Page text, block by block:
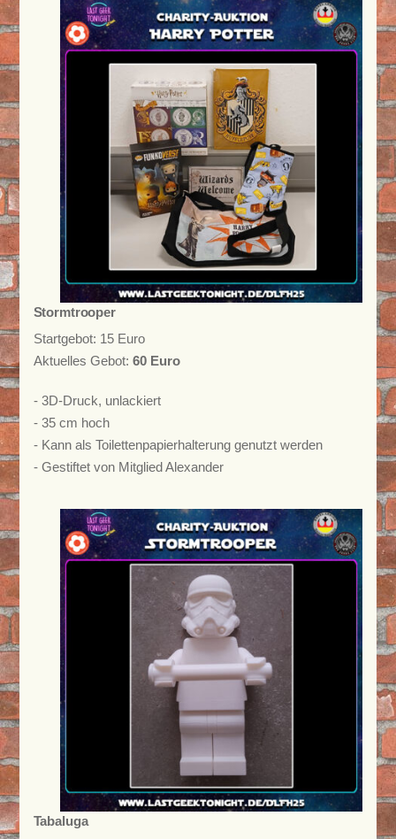
Stormtrooper
Startgebot: 15 Euro
Aktuelles Gebot: 60 Euro
- 3D-Druck, unlackiert
- 35 cm hoch
- Kann als Toilettenpapierhalterung genutzt werden
- Gestiftet von Mitglied Alexander
Tabaluga